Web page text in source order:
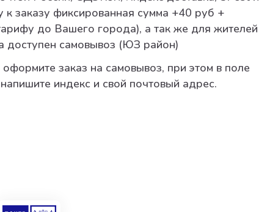
заказу фиксированная сумма +40 руб +
до Вашего города), а так же для жителей
доступен самовывоз (ЮЗ район)
заказ на самовывоз, при этом в поле
индекс и свой почтовый адрес.